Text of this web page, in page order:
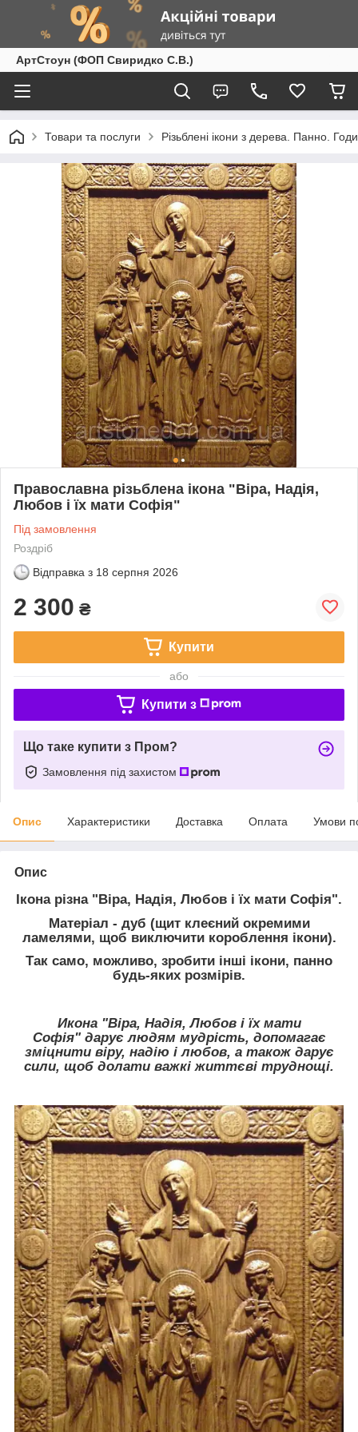
АртСтоун (ФОП Свиридко С.В.)
Товари та послуги Різьблені ікони з дерева. Панно.
Православна різьблена ікона "Віра, Надія,
Любов і їх мати Софія"
Під замовлення
Роздріб
Відправка з 18 серпня 2026
2 300 ₴
Купити
або
Купити з
Що таке купити з Пром?
Замовлення під захистом
Опис Характеристики Доставка Оплата Умови
Опис
Ікона різна "Віра, Надія, Любов і їх мати Софія".
Матеріал - дуб (щит клеєний окремими
ламелями, щоб виключити короблення ікони).
Так само, можливо, зробити інші ікони, панно
будь-яких розмірів.
Икона "Віра, Надія, Любов і їх мати
Софія" дарує людям мудрість, допомагає
зміцнити віру, надію і любов, а також дарує
сили, щоб долати важкі життєві труднощі.